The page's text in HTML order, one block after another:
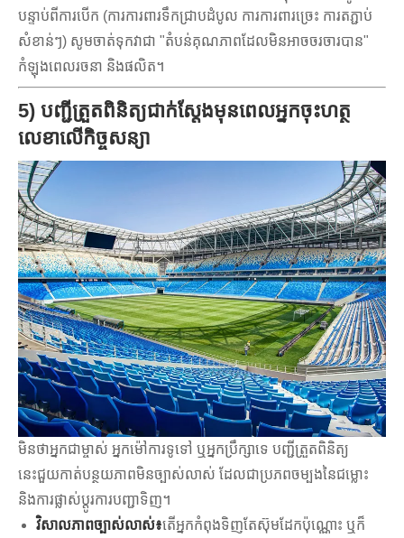
បន្ទាប់ពីការបើក (ការការពារទឹកជ្រាបដំបូល ការការពារច្រេះ ការតភ្ជាប់
សំខាន់ៗ) សូមចាត់ទុកវាជា "តំបន់គុណភាពដែលមិនអាចចរចារបាន"
កំឡុងពេលរចនា និងផលិត។
5) បញ្ជីត្រួតពិនិត្យជាក់ស្តែងមុនពេលអ្នកចុះហត្ថ
លេខាលើកិច្ចសន្យា
មិនថាអ្នកជាម្ចាស់ អ្នកម៉ៅការទូទៅ ឬអ្នកប្រឹក្សាទេ បញ្ជីត្រួតពិនិត្យ
នេះជួយកាត់បន្ថយភាពមិនច្បាស់លាស់ ដែលជាប្រភពចម្បងនៃជម្លោះ
និងការផ្លាស់ប្តូរការបញ្ជាទិញ។
វិសាលភាពច្បាស់លាស់៖តើ​អ្នក​កំពុង​ទិញ​តែ​ស៊ុម​ដែក​ប៉ុណ្ណោះ ឬ​ក៏​